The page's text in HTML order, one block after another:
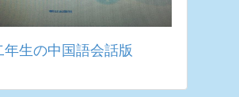
年生の中国語会話版